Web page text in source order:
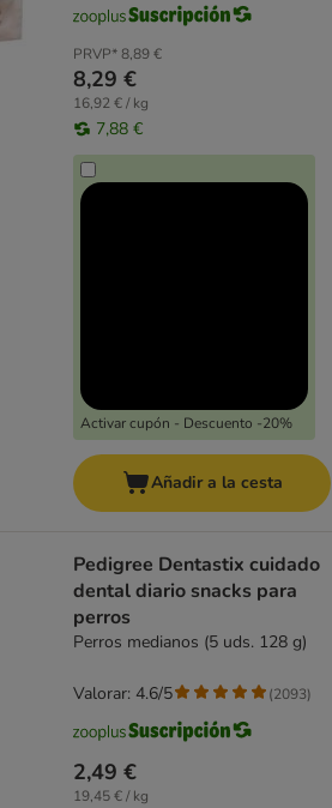
PRVP*8,89 €
8,29 €
16,92 € / kg
7,88 €
Activar cupón - Descuento -20%
Añadir a la cesta
Pedigree Dentastix cuidado
dental diario snacks para
perros
Perros medianos (5 uds. 128 g)
2,49 €
19,45 € / kg
Valorar: 4.6/5 (2093)